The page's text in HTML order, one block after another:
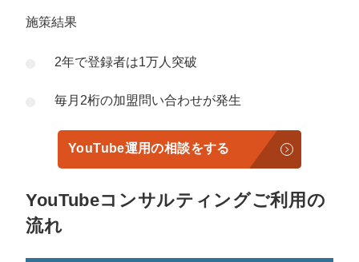
施策結果
2年で登録者は1万人突破
毎月2桁の加盟問い合わせが発生
YouTube運用の相談をする
YouTubeコンサルティングご利用の
流れ